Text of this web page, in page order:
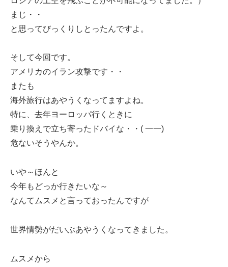
まじ・・
と思ってびっくりしとったんですよ。
そして今回です。
アメリカのイラン攻撃です・・
またも
海外旅行はあやうくなってますよね。
特に、去年ヨーロッパ行くときに
乗り換えで立ち寄ったドバイな・・( 一一)
危ないそうやんか。
いや～ほんと
今年もどっか行きたいな～
なんてムスメと言っておったんですが
世界情勢がだいぶあやうくなってきました。
ムスメから